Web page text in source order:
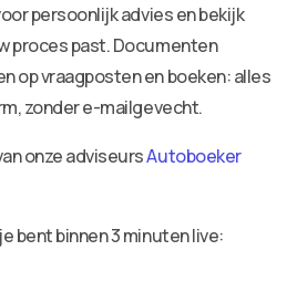
persoonlijk advies en bekijk
proces past. Documenten
op vraagposten en boeken: alles
zonder e-mailgevecht.
onze adviseursAutoboeker
bent binnen 3 minuten live: